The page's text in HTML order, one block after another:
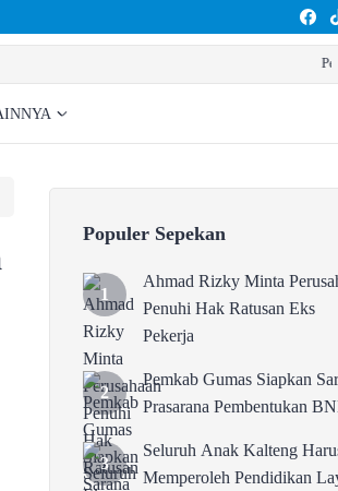
Pembentukan BNNK
Populer Sepekan
Ahmad Rizky Minta
Penuhi Hak Ratusan Eks
Pekerja
Pemkab Gumas Siapkan
Prasarana Pembentukan
Seluruh Anak Kalteng
Memperoleh Pendidikan